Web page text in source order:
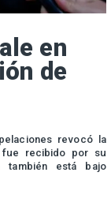
en
de
revocó la
fue recibido por su
también está bajo